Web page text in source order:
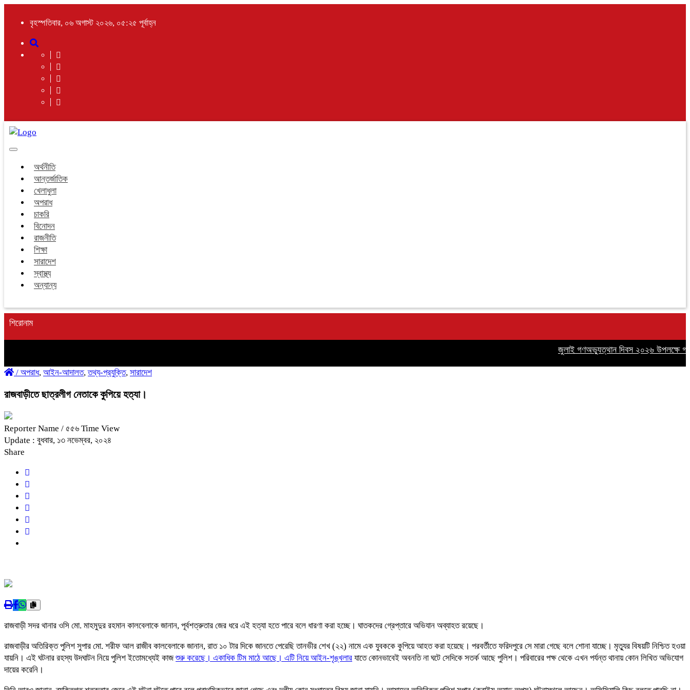
বৃহস্পতিবার, ০৬ অগাস্ট ২০২৬, ০৫:২৫ পূর্বাহ্ন
Toggle
অর্থনীতি
আন্তর্জাতিক
খেলাধুলা
অপরাধ
চাকরি
বিনোদন
রাজনীতি
শিক্ষা
সারাদেশ
স্বাস্থ্য
অন্যান্য
শিরোনাম
জুলাই গণঅভ্যুত্থান দিবস ২০২৬ উপলক্ষে
/ অপরাধ, আইন-আদালত,তথ্য-প্রযুক্তি, সারাদেশ
রাজবাড়ীতে ছাত্রলীগ নেতাকে কুপিয়ে হত্যা।
Reporter Name / ৫৫৬ Time View
Update : বুধবার, ১৩ নভেম্বর, ২০২৪
Share
রাজবাড়ী সদর থানার ওসি মো. মাহমুদুর রহমান কালবেলাকে জানান, পূর্বশত্রুতার জের ধরে এই হত্যা হতে পারে বলে ধারণা করা হচ্ছে। ঘাতকদের গ্রেপ্তারে অভিযান অব্যাহত রয়েছে।
রাজবাড়ীর অতিরিক্ত পুলিশ সুপার মো. শরীফ আল রাজীব কালবেলাকে জানান, রাত ১০ টার দিকে জানতে পেরেছি তানভীর শেখ (২২) নামে এক যুবককে কুপিয়ে আহত করা হয়েছে। পরবর্তীতে ফরিদপুরে সে মারা গেছে বলে শোনা যাচ্ছে। মৃত্যুর বিষয়টি নিশ্চিত হওয়া
যায়নি। এই ঘটনার রহস্য উদঘাটন নিয়ে পুলিশ ইতোমধ্যেই কাজশুরু করেছে। একাধিক টিম মাঠে আছে। এটি নিয়ে আইন-শৃঙ্খলার যাতে কোনভাবেই অবনতি না ঘটে সেদিকে সতর্ক আছে পুলিশ। পরিবারের পক্ষ থেকে এখন পর্যন্ত থানায় কোন লিখিত অভিযোগ
দায়ের করেনি।